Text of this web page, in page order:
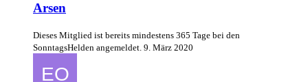
Arsen
Dieses Mitglied ist bereits mindestens 365 Tage bei den
SonntagsHelden angemeldet. 9. März 2020